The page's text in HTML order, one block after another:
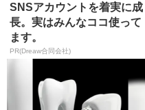
SNSアカウントを着実に成
長。実はみんなココ使って
ます。
PR(Dreaw合同会社)